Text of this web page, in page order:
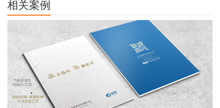
相关案例